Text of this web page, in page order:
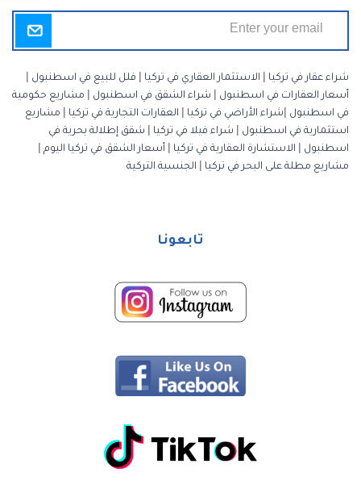
شراء عقار في تركيا الاستثمار العقاري في تركيا فلل للبيع في اسطنبول
أسعار العقارات في اسطنبول
شراء الشقق في اسطنبول
مشاريع حكومية
في اسطنبول
شراء الأراضي في تركيا العقارات التجارية في تركيا
مشاريع
استثمارية في اسطنبول
شراء فيلا في تركيا
شقق إطلالة بحرية في
اسطنبول
الاستشارة العقارية في تركيا أسعار الشقق في تركيا اليوم
مشاريع مطلة على البحر في تركيا
الجنسية التركية
تابعونا